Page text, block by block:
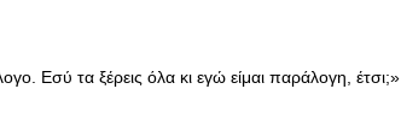
Εσύ τα ξέρεις όλα κι εγώ είμαι παράλογη, έτσι;»